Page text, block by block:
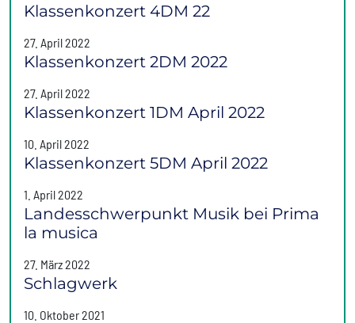
Klassenkonzert 4DM 22
27. April 2022
Klassenkonzert 2DM 2022
27. April 2022
Klassenkonzert 1DM April 2022
10. April 2022
Klassenkonzert 5DM April 2022
1. April 2022
Landesschwerpunkt Musik bei Prima
la musica
27. März 2022
Schlagwerk
10. Oktober 2021